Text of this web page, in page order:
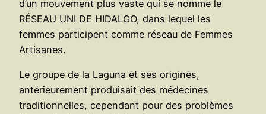
d’un mouvement plus vaste qui se nomme le
RÉSEAU UNI DE HIDALGO, dans lequel les
femmes participent comme réseau de Femmes
Artisanes.
Le groupe de la Laguna et ses origines,
antérieurement produisait des médecines
traditionnelles, cependant pour des problèmes